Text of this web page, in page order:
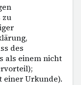
zu
des
als einem nicht
einer Urkunde).